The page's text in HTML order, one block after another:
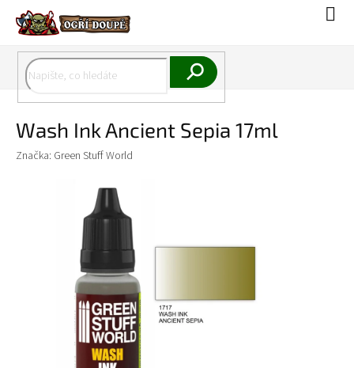
obsah
Wash Ink Ancient Sepia 17ml
Značka: Green Stuff World